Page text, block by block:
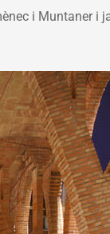
i Muntaner i